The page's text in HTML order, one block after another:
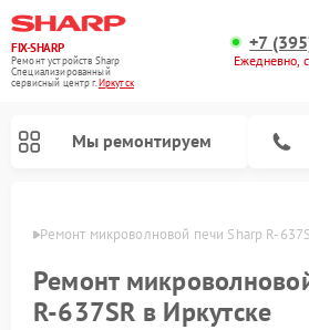
FIX-SHARP
Ремонт устройств Sharp
Специализированный
cервисный центр г.Иркутск
+7
Ежедневно,
Мы ремонтируем
Ремонт микроволновой печи Sharp R-
Ремонт
R-637SR в Иркутске